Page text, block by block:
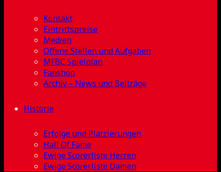
Kontakt
Eintrittspreise
Medien
Offene Stellen und Aufgaben
MFBC Spielplan
Fanshop
Archiv – News und Beiträge
Historie
Erfolge und Platzierungen
Hall Of Fame
Ewige Scorerliste Herren
Ewige Scorerliste Damen